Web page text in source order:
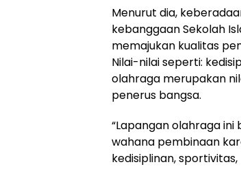
Menurut dia,
kebanggaan Sekolah
memajukan kualitas
Nilai-nilai seperti:
olahraga merupakan
penerus bangsa.
“Lapangan olahraga
wahana pembinaan
kedisiplinan,